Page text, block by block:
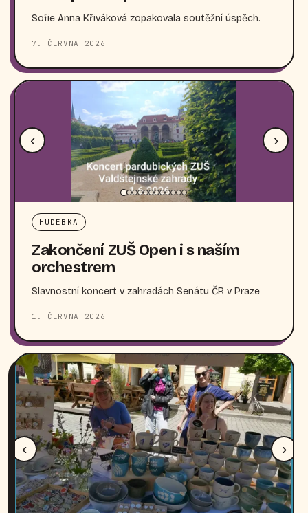
Sofie Anna Křiváková zopakovala soutěžní úspěch.
7. ČERVNA 2026
‹ ›
HUDEBKA
Zakončení ZUŠ Open i s naším
orchestrem
Slavnostní koncert v zahradách Senátu ČR v Praze
1. ČERVNA 2026
‹ ›